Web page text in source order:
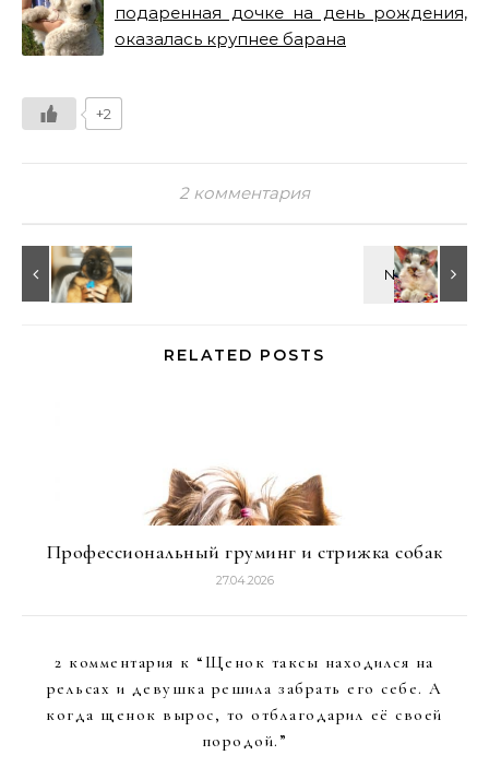
подаренная дочке на день рождения,
оказалась крупнее барана
+2
2 комментария
RELATED POSTS
Профессиональный груминг и стрижка собак
27.04.2026
2 комментария к “Щенок таксы находился на
рельсах и девушка решила забрать его себе. А
когда щенок вырос, то отблагодарил её своей
породой. ”